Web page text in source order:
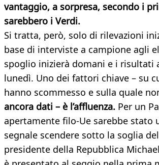
vantaggio, a sorpresa, secondo i
sarebbero i Verdi.
Si tratta, però, solo di rilevazioni
base di interviste a campione agli
spoglio inizierà domani e i risultati
lunedì. Uno dei fattori chiave – su
hanno scommesso e sulla quale
ancora dati – è l’affluenza. Per un
apertamente filo-Ue sarebbe stato
segnale scendere sotto la soglia
presidente della Repubblica